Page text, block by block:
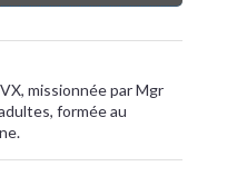
missionnée par Mgr
formée au